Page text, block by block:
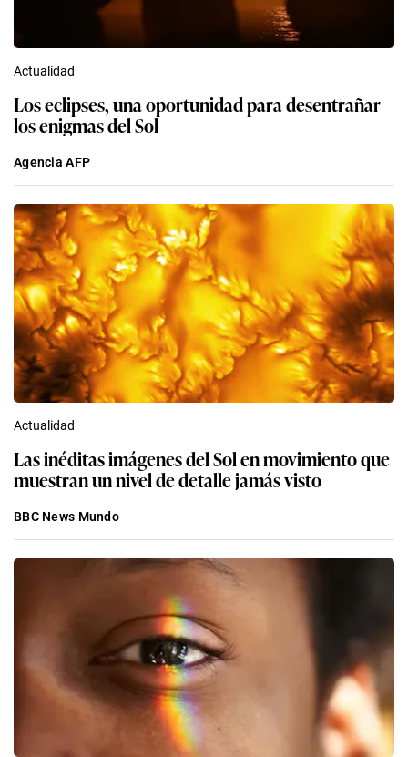
Actualidad
Los eclipses, una oportunidad para desentrañar
los enigmas del Sol
Agencia AFP
Actualidad
Las inéditas imágenes del Sol en movimiento que
muestran un nivel de detalle jamás visto
BBC News Mundo